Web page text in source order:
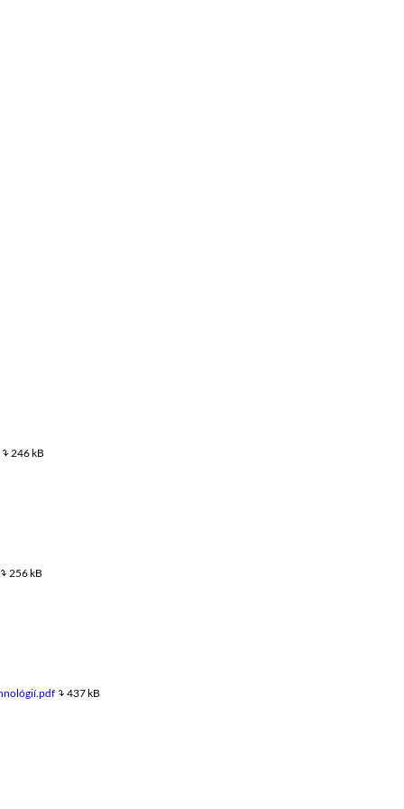
246 kB
256 kB
437 kB